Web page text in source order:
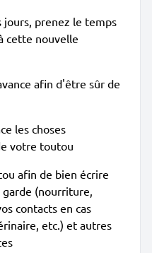
jours, prenez le temps
cette nouvelle
afin d'être sûr de
les choses
votre toutou
afin de bien écrire
(nourriture,
contacts en cas
etc.) et autres